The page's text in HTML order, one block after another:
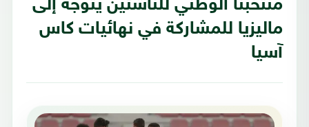
منتخبنا الوطني للناشئين يتوجه إلى
ماليزيا للمشاركة في نهائيات كاس
آسيا